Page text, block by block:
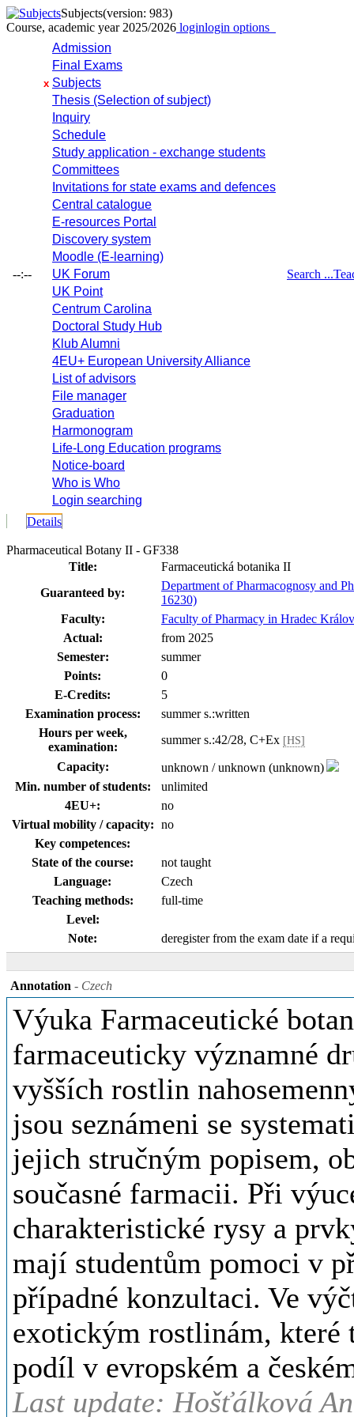
Subjects(version: 983)
Course, academic year 2025/2026 loginlogin options
--:--
Admission
Final Exams
x Subjects
Thesis (Selection of subject)
Inquiry
Schedule
Study application - exchange students
Committees
Invitations for state exams and defences
Central catalogue
E-resources Portal
Discovery system
Moodle (E-learning)
UK Forum
UK Point
Centrum Carolina
Doctoral Study Hub
Klub Alumni
4EU+ European University Alliance
List of advisors
File manager
Graduation
Harmonogram
Life-Long Education programs
Notice-board
Who is Who
Login searching
Search ...
Details
Pharmaceutical Botany II - GF338
Title:
Farmaceutická botanika II
Guaranteed by:
Department of Pharmacognosy and
16230)
Faculty:
Faculty of Pharmacy in Hradec
Actual:
from 2025
Semester:
summer
Points:
0
E-Credits:
5
Examination process:
summer s.:written
Hours per week,
examination:
summer s.:42/28, C+Ex [HS]
Capacity:
unknown / unknown (unknown)
Min. number of students:
unlimited
4EU+:
no
Virtual mobility / capacity: no
Key competences:
State of the course:
not taught
Language:
Czech
Teaching methods:
full-time
Level:
Note:
deregister from the exam date if a
Annotation - Czech
Výuka Farmaceutické
farmaceuticky významné
vyšších rostlin
jsou seznámeni se
jejich stručným popisem,
současné farmacii. Při
charakteristické rysy a
mají studentům pomoci v
případné konzultaci. Ve
exotickým rostlinám, které
podíl v evropském a
Last update: Hošťálková